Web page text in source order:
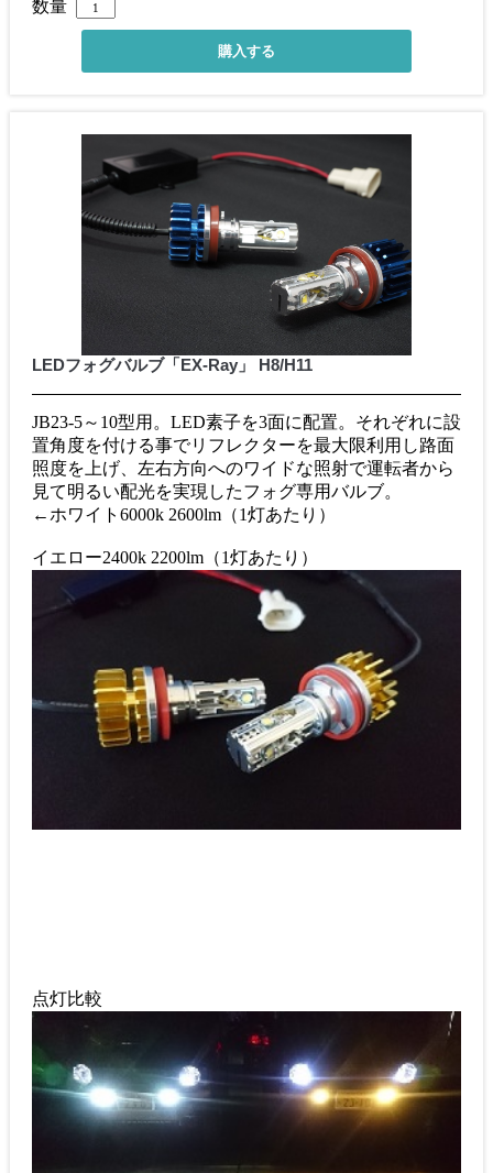
数量
LEDフォグバルブ「EX-Ray」 H8/H11
JB23-5～10型用。LED素子を3面に配置。それぞれに設
置角度を付ける事でリフレクターを最大限利用し路面
照度を上げ、左右方向へのワイドな照射で運転者から
見て明るい配光を実現したフォグ専用バルブ。
←ホワイト6000k 2600lm（1灯あたり）
イエロー2400k 2200lm（1灯あたり）
点灯比較